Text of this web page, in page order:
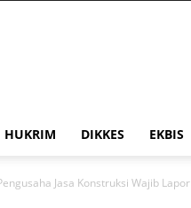
HUKRIM DIKKES EKBIS
Jasa Konstruksi Wajib Lapor